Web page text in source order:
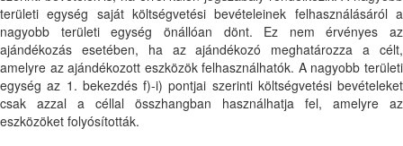
területi egység saját költségvetési bevételeinek felhasználásáról a
nagyobb területi egység önállóan dönt. Ez nem érvényes az
ajándékozás esetében, ha az ajándékozó meghatározza a célt,
amelyre az ajándékozott eszközök felhasználhatók. A nagyobb területi
egység az 1. bekezdés f)-i) pontjai szerinti költségvetési bevételeket
csak azzal a céllal összhangban használhatja fel, amelyre az
eszközöket folyósították.